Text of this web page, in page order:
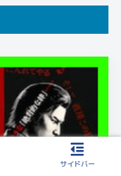
サイドバー